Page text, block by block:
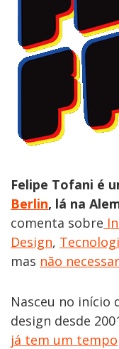
Felipe Tofani é
Berlin, lá na
comenta sobre
Design,
mas não
Nasceu no início
design desde
já tem um tempo